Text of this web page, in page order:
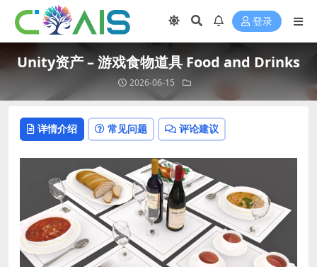
登录
Unity资产 – 游戏食物道具 Food and Drinks
2026-06-15
详情介绍 常见问题 评论建议